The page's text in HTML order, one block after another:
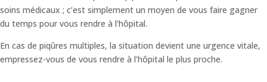
soins médicaux ; c’est simplement un moyen de vous faire gagner
du temps pour vous rendre à l’hôpital.
En cas de piqûres multiples, la situation devient une urgence vitale,
empressez-vous de vous rendre à l’hôpital le plus proche.